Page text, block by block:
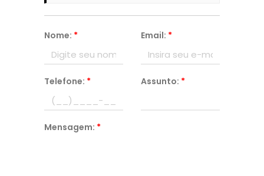
Nome: * Email: *
Telefone: * Assunto: *
Mensagem: *